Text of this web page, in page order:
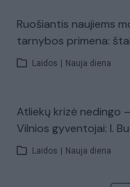
Ruošiantis naujiems
tarnybos primena:
Laidos Nauja diena
Atliekų krizė nedingo
Vilnios gyventojai: I.
Laidos Nauja diena